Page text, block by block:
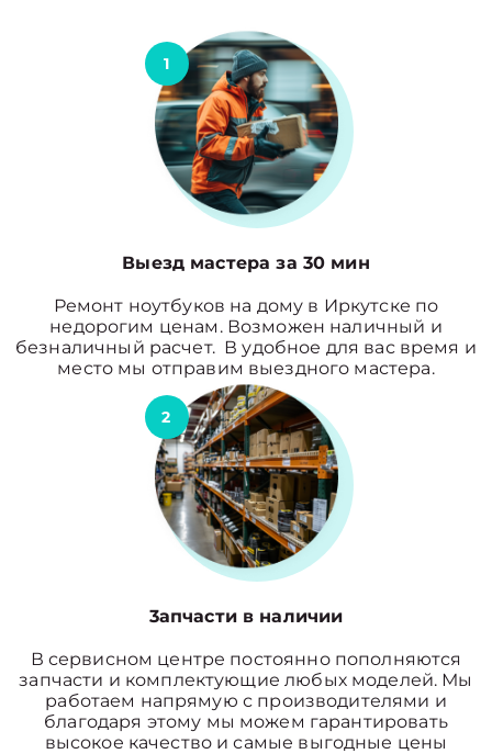
1
Выезд мастера за 30 мин
Ремонт ноутбуков на дому в Иркутске по
недорогим ценам. Возможен наличный и
безналичный расчет. В удобное для вас время и
место мы отправим выездного мастера.
2
3апчасти в наличии
В сервисном центре постоянно пополняются
запчасти и комплектующие любых моделей. Мы
работаем напрямую с производителями и
благодаря этому мы можем гарантировать
высокое качество и самые выгодные цены